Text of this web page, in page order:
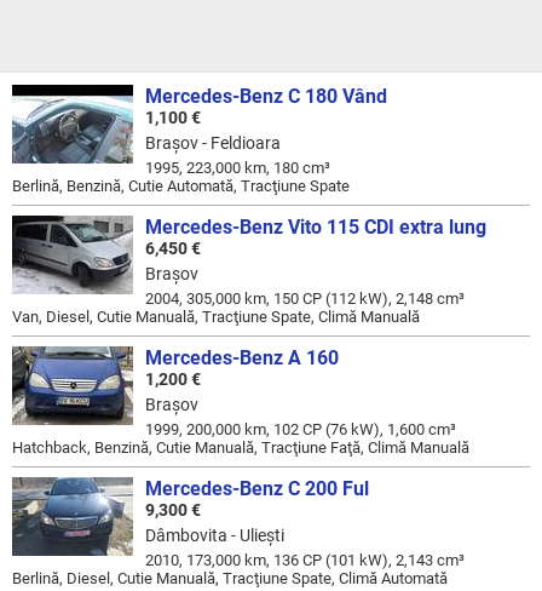
Mercedes-Benz C 180 Vând
1,100 €
Braşov - Feldioara
1995, 223,000 km, 180 cm³
Berlină, Benzină, Cutie Automată, Tracţiune Spate
Mercedes-Benz Vito 115 CDI extra lung
6,450 €
Braşov
2004, 305,000 km, 150 CP (112 kW), 2,148 cm³
Van, Diesel, Cutie Manuală, Tracţiune Spate, Climă Manuală
Mercedes-Benz A 160
1,200 €
Braşov
1999, 200,000 km, 102 CP (76 kW), 1,600 cm³
Hatchback, Benzină, Cutie Manuală, Tracţiune Faţă, Climă Manuală
Mercedes-Benz C 200 Ful
9,300 €
Dâmbovita - Ulieşti
2010, 173,000 km, 136 CP (101 kW), 2,143 cm³
Berlină, Diesel, Cutie Manuală, Tracţiune Spate, Climă Automată